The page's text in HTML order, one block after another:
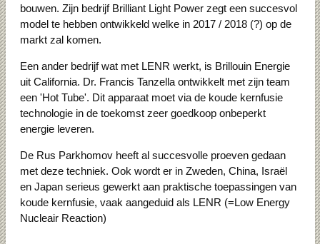
bouwen. Zijn bedrijf Brilliant Light Power zegt een succesvol
model te hebben ontwikkeld welke in 2017 / 2018 (?) op de
markt zal komen.
Een ander bedrijf wat met LENR werkt, is Brillouin Energie
uit California. Dr. Francis Tanzella ontwikkelt met zijn team
een 'Hot Tube'. Dit apparaat moet via de koude kernfusie
technologie in de toekomst zeer goedkoop onbeperkt
energie leveren.
De Rus Parkhomov heeft al succesvolle proeven gedaan
met deze techniek. Ook wordt er in Zweden, China, Israël
en Japan serieus gewerkt aan praktische toepassingen van
koude kernfusie, vaak aangeduid als LENR (=Low Energy
Nucleair Reaction)